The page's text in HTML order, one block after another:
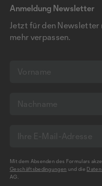
Anmeldung Newsletter
Jetzt für den Newsletter
mehr verpassen.
Mit dem Absenden des Formulars
Geschäftsbedingungen und die
AG.